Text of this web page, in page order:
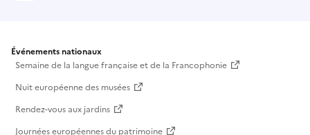
Événements nationaux
Semaine de la langue française et de la Francophonie
Nuit européenne des musées
Rendez-vous aux jardins
Journées européennes du patrimoine